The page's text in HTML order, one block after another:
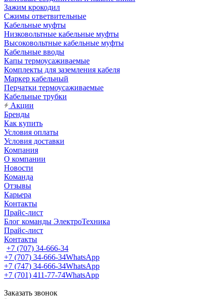
Зажим крокодил
Сжимы ответвительные
Кабельные муфты
Низковольтные кабельные муфты
Высоковольтные кабельные муфты
Кабельные вводы
Капы термоусаживаемые
Комплекты для заземления кабеля
Маркер кабельный
Перчатки термоусаживаемые
Кабельные трубки
Акции
Бренды
Как купить
Условия оплаты
Условия доставки
Компания
О компании
Новости
Команда
Отзывы
Карьера
Контакты
Прайс-лист
Блог команды ЭлектроТехника
Прайс-лист
Контакты
+7 (707) 34-666-34
+7 (707) 34-666-34WhatsApp
+7 (747) 34-666-34WhatsApp
+7 (701) 411-77-74WhatsApp
Заказать звонок